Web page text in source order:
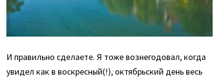
И правильно сделаете. Я тоже вознегодовал, когда
увидел как в воскресный(!), октябрьский день весь